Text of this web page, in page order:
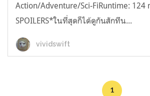
Action/Adventure/Sci-FiRuntime: 124
SPOILERS*ในที่สุดก็ได้ดูกันสักทีน...
vividswift
1